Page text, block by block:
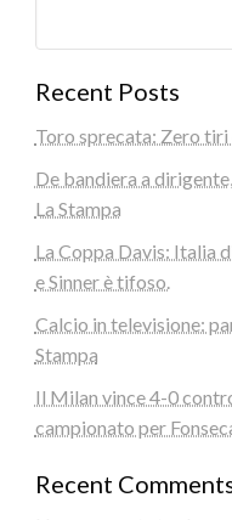
Recent Posts
Toro sprecata: Zero tiri
De bandiera a
La Stampa
La Coppa Davis: Italia
e Sinner è tifoso.
Calcio in televisione:
Stampa
Il Milan vince 4-0
campionato per
Recent